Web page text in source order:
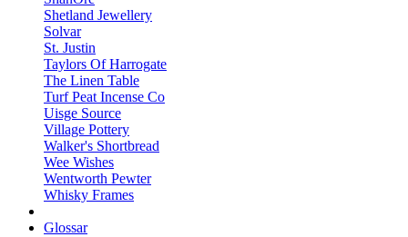
Shetland Jewellery
Solvar
St. Justin
Taylors Of Harrogate
The Linen Table
Turf Peat Incense Co
Uisge Source
Village Pottery
Walker's Shortbread
Wee Wishes
Wentworth Pewter
Whisky Frames
Glossar